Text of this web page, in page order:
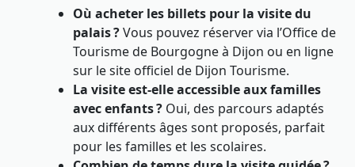
Où acheter les billets pour la visite du
palais ?Vous pouvez réserver via l’Office de
Tourisme de Bourgogne à Dijon ou en ligne
sur le site officiel de Dijon Tourisme.
La visite est-elle accessible aux familles
avec enfants ? Oui, des parcours adaptés
aux différents âges sont proposés, parfait
pour les familles et les scolaires.